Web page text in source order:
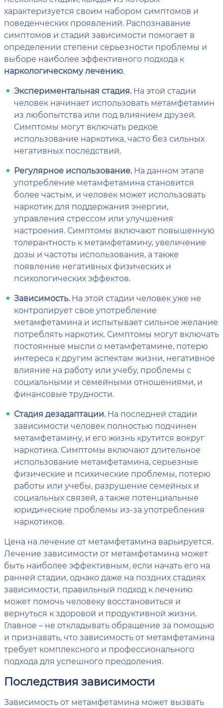
характеризуется своим набором симптомов и
поведенческих проявлений. Распознавание
симптомов и стадий зависимости помогает в
определении степени серьезности проблемы и
выборе наиболее эффективного подхода к
наркологическому лечению.
Экспериментальная стадия.На этой стадии
человек начинает использовать метамфетамин
из любопытства или под влиянием друзей.
Симптомы могут включать редкое
использование наркотика, часто без сильных
негативных последствий.
Регулярное использование.На данном этапе
употребление метамфетамина становится
более частым, и человек может использовать
наркотик для поддержания энергии,
управления стрессом или улучшения
настроения. Симптомы включают повышенную
толерантность к метамфетамину, увеличение
дозы и частоты использования, а также
появление негативных физических и
психологических эффектов.
Зависимость.На этой стадии человек уже не
контролирует свое употребление
метамфетамина и испытывает сильное желание
потреблять наркотик. Симптомы могут включать
постоянные мысли о метамфетамине, потерю
интереса к другим аспектам жизни, негативное
влияние на работу или учебу, проблемы с
социальными и семейными отношениями, и
финансовые трудности.
Стадия дезадаптации.На последней стадии
зависимости человек полностью подчинен
метамфетамину, и его жизнь крутится вокруг
наркотика. Симптомы включают длительное
использование метамфетамина, серьезные
физические и психические проблемы, потерю
работы или учебы, разрушение семейных и
социальных связей, а также потенциальные
юридические проблемы из-за употребления
наркотиков.
Цена на лечение от метамфетамина варьируется.
Лечение зависимости от метамфетамина может
быть наиболее эффективным, если начать его на
ранней стадии, однако даже на поздних стадиях
зависимости, правильный подход к лечению
может помочь человеку восстановиться и
вернуться к здоровой и продуктивной жизни.
Главное – не откладывать обращение за помощью
и признавать, что зависимость от метамфетамина
требует комплексного и профессионального
подхода для успешного преодоления.
Последствия зависимости
Зависимость от метамфетамина может вызвать